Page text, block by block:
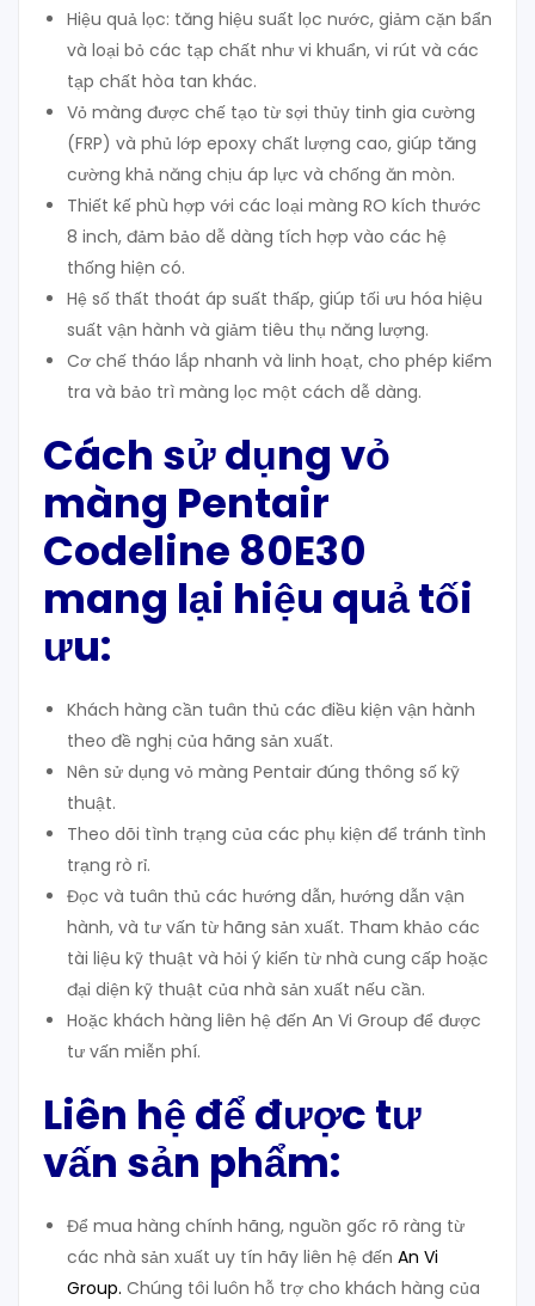
Hiệu quả lọc: tăng hiệu suất lọc nước, giảm cặn bẩn
và loại bỏ các tạp chất như vi khuẩn, vi rút và các
tạp chất hòa tan khác.
Vỏ màng được chế tạo từ sợi thủy tinh gia cường
(FRP) và phủ lớp epoxy chất lượng cao, giúp tăng
cường khả năng chịu áp lực và chống ăn mòn.
Thiết kế phù hợp với các loại màng RO kích thước
8 inch, đảm bảo dễ dàng tích hợp vào các hệ
thống hiện có.
Hệ số thất thoát áp suất thấp, giúp tối ưu hóa hiệu
suất vận hành và giảm tiêu thụ năng lượng.
Cơ chế tháo lắp nhanh và linh hoạt, cho phép kiểm
tra và bảo trì màng lọc một cách dễ dàng.
Cách sử dụng vỏ
màng Pentair
Codeline 80E30
mang lại hiệu quả tối
ưu:
Khách hàng cần tuân thủ các điều kiện vận hành
theo đề nghị của hãng sản xuất.
Nên sử dụng vỏ màng Pentair đúng thông số kỹ
thuật.
Theo dõi tình trạng của các phụ kiện để tránh tình
trạng rò rỉ.
Đọc và tuân thủ các hướng dẫn, hướng dẫn vận
hành, và tư vấn từ hãng sản xuất. Tham khảo các
tài liệu kỹ thuật và hỏi ý kiến từ nhà cung cấp hoặc
đại diện kỹ thuật của nhà sản xuất nếu cần.
Hoặc khách hàng liên hệ đến An Vi Group để được
tư vấn miễn phí.
Liên hệ để được tư
vấn sản phẩm:
Để mua hàng chính hãng, nguồn gốc rõ ràng từ
các nhà sản xuất uy tín hãy liên hệ đến An Vi
Group. Chúng tôi luôn hỗ trợ cho khách hàng của